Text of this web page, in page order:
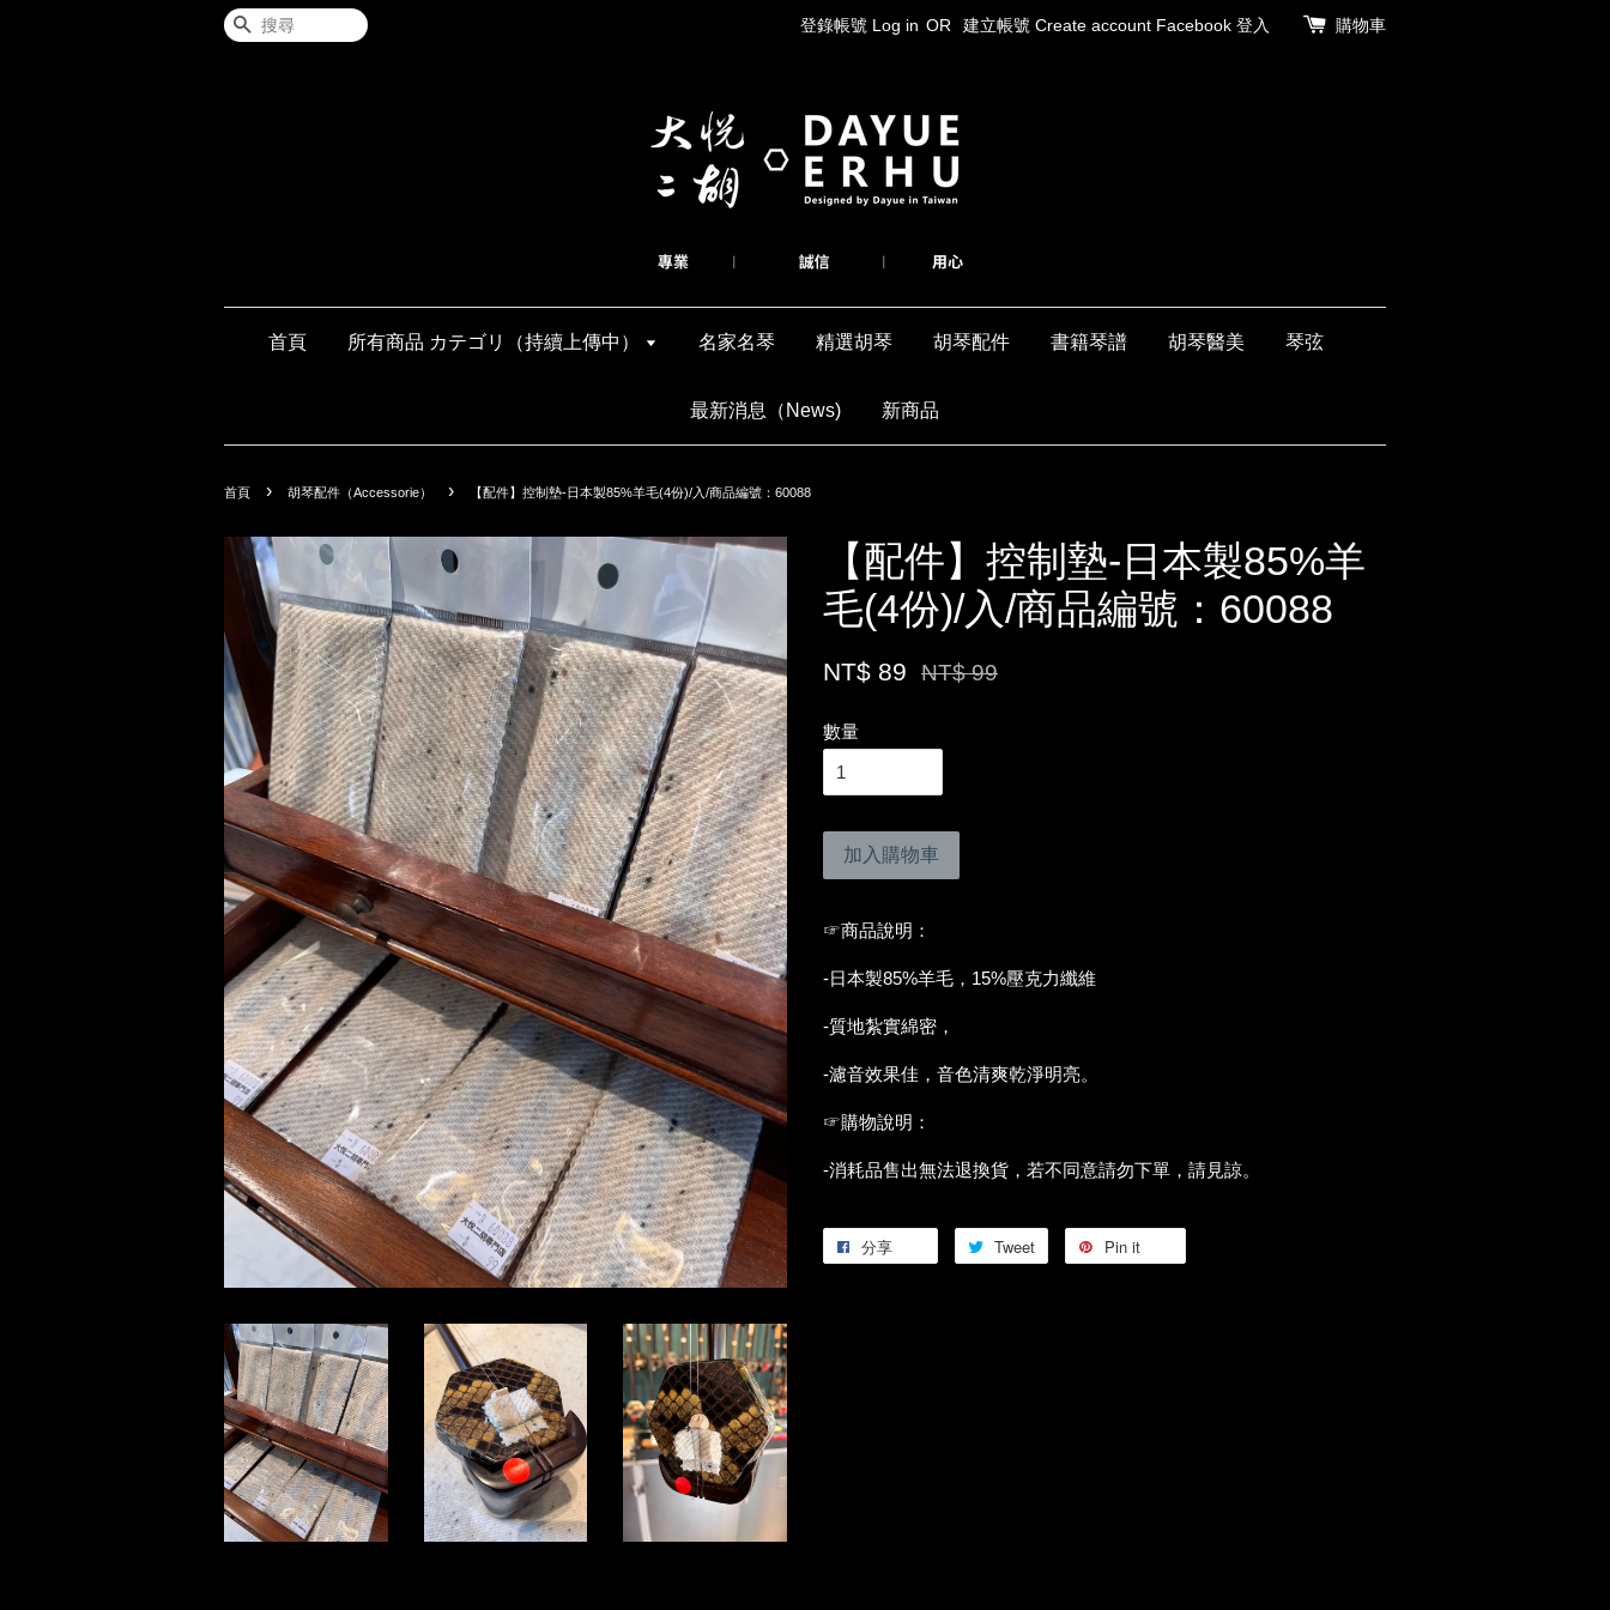
搜尋 登錄帳號 Log in OR 建立帳號 Create account Facebook 登入 購物車
首頁 所有商品 カテゴリ（持續上傳中） 名家名琴 精選胡琴 胡琴配件 書籍琴譜 胡琴醫美 琴弦
最新消息（News) 新商品
首頁 › 胡琴配件（Accessorie） › 【配件】控制墊-日本製85%羊毛(4份)/入/商品編號：60088
【配件】控制墊-日本製85%羊
毛(4份)/入/商品編號：60088
NT$ 89 NT$ 99
數量
加入購物車
☞商品說明：
-日本製85%羊毛，15%壓克力纖維
-質地紮實綿密，
-濾音效果佳，音色清爽乾淨明亮。
☞購物說明：
-消耗品售出無法退換貨，若不同意請勿下單，請見諒。
分享 Tweet Pin it